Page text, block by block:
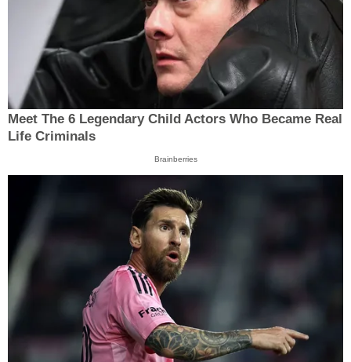
Meet The 6 Legendary Child Actors Who Became Real
Life Criminals
Brainberries